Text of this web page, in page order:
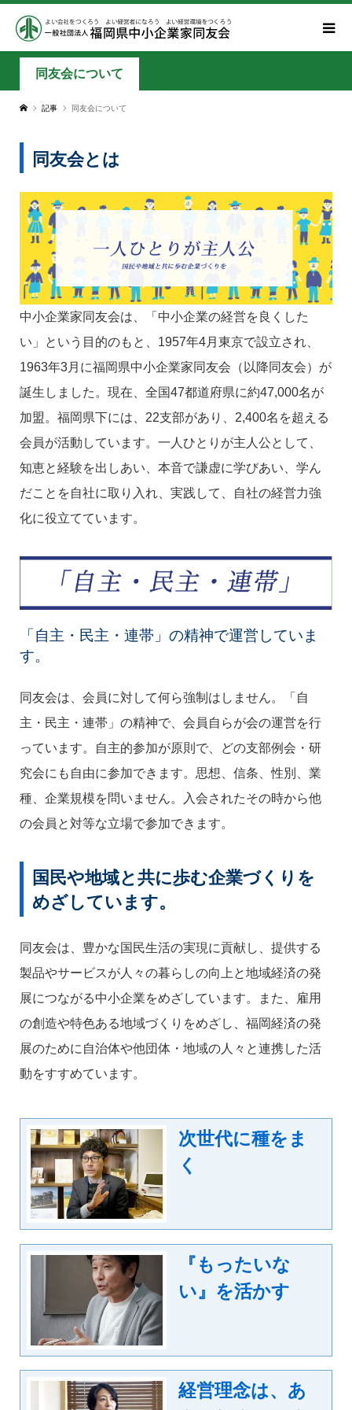
同友会について
記事 同友会について
同友会とは
中小企業家同友会は、「中小企業の経営を良くした
い」という目的のもと、1957年4月東京で設立され、
1963年3月に福岡県中小企業家同友会（以降同友会）が
誕生しました。現在、全国47都道府県に約47,000名が
加盟。福岡県下には、22支部があり、2,400名を超える
会員が活動しています。一人ひとりが主人公として、
知恵と経験を出しあい、本音で謙虚に学びあい、学ん
だことを自社に取り入れ、実践して、自社の経営力強
化に役立てています。
「自主・民主・連帯」の精神で運営していま
す。
同友会は、会員に対して何ら強制はしません。「自
主・民主・連帯」の精神で、会員自らが会の運営を行
っています。自主的参加が原則で、どの支部例会・研
究会にも自由に参加できます。思想、信条、性別、業
種、企業規模を問いません。入会されたその時から他
の会員と対等な立場で参加できます。
国民や地域と共に歩む企業づくりを
めざしています。
同友会は、豊かな国民生活の実現に貢献し、提供する
製品やサービスが人々の暮らしの向上と地域経済の発
展につながる中小企業をめざしています。また、雇用
の創造や特色ある地域づくりをめざし、福岡経済の発
展のために自治体や他団体・地域の人々と連携した活
動をすすめています。
次世代に種をま
く
『もったいな
い』を活かす
経営理念は、あ